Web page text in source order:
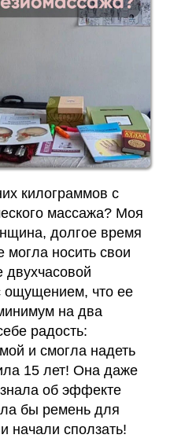
килограммов с
массажа? Моя
долгое время
могла носить свои
ощущением, что ее
на два
радость:
и смогла надеть
15 лет! Она даже
об эффекте
бы ремень для
начали сползать!